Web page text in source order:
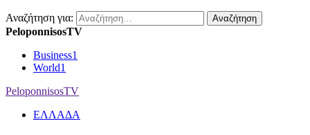
Αναζήτηση για:
PeloponnisosTV
Business1
World1
PeloponnisosTV
ΕΛΛΑΔΑ